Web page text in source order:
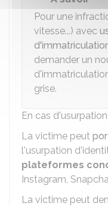
Pour une
vitesse...) avec
demander un
grise.
En cas
La victime peut
l'usurpation
plateformes
Instagram,
La victime peut